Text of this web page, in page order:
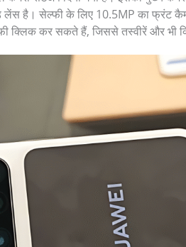
लेंस है। सेल्फी के लिए 10.5MP का फ्रंट
क्लिक कर सकते हैं, जिससे तस्वीरें और भी